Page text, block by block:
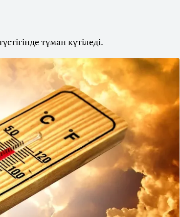
тұман күтіледі.